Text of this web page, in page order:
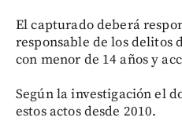
El capturado deberá
responsable de los delitos
con menor de 14 años y
Según la investigación el
estos actos desde 2010.